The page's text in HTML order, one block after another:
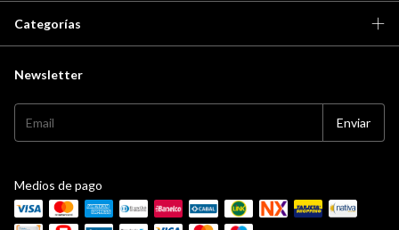
Categorías
Newsletter
Medios de pago